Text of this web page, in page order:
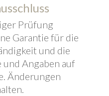
Prüfung
Garantie für die
und die
Angaben auf
Änderungen